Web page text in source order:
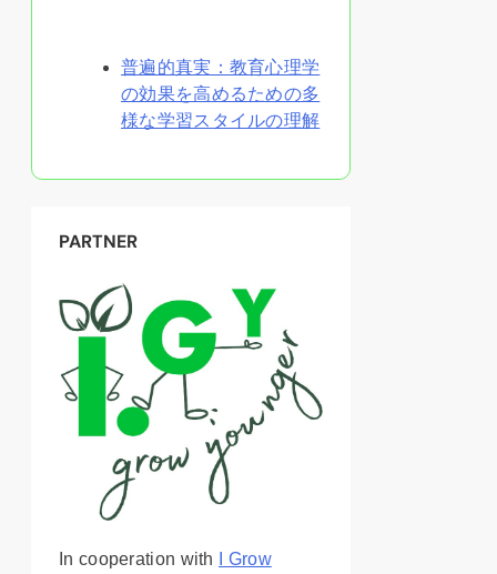
普遍的真実：教育心理学
の効果を高めるための多
様な学習スタイルの理解
PARTNER
In cooperation with
I Grow